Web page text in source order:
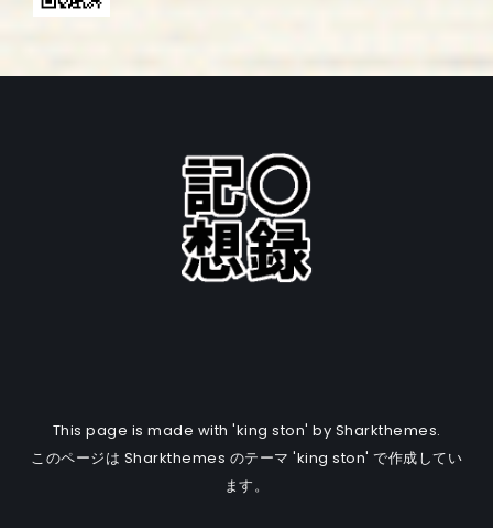
This page is made with 'king ston' by Sharkthemes.
このページは Sharkthemes のテーマ 'king ston' で作成してい
ます。